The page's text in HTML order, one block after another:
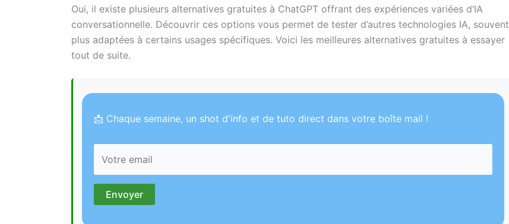
Oui, il existe plusieurs alternatives gratuites à ChatGPT offrant des expériences variées d’IA
conversationnelle. Découvrir ces options vous permet de tester d’autres technologies IA, souvent
plus adaptées à certains usages spécifiques. Voici les meilleures alternatives gratuites à essayer
tout de suite.
📩 Chaque semaine, un shot d'info et de tuto direct dans votre boîte mail !